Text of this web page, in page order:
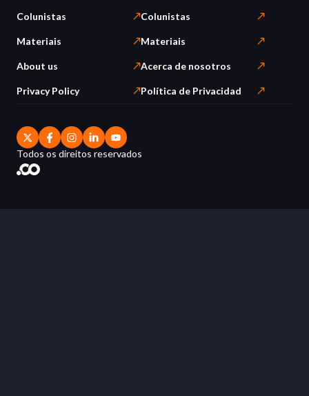
Colunistas
Materiais
About us
Privacy Policy
Colunistas
Materiais
Acerca de nosotros
Política de Privacidad
Todos os direitos reservados